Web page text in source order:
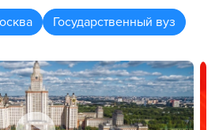
Государственный вуз